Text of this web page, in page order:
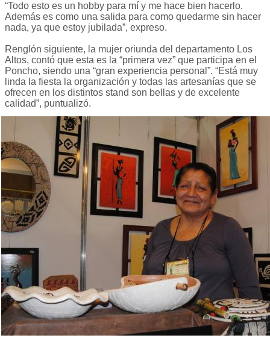
“Todo esto es un hobby para mí y me hace bien hacerlo.
Además es como una salida para como quedarme sin hacer
nada, ya que estoy jubilada”, expreso.
Renglón siguiente, la mujer oriunda del departamento Los
Altos, contó que esta es la “primera vez” que participa en el
Poncho, siendo una “gran experiencia personal”. “Está muy
linda la fiesta la organización y todas las artesanías que se
ofrecen en los distintos stand son bellas y de excelente
calidad”, puntualizó.